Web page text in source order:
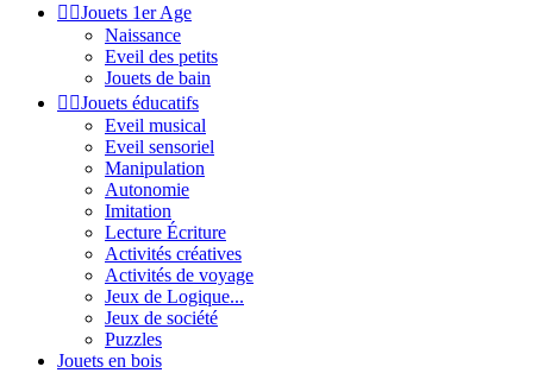
 Jouets 1er Age
Naissance
Eveil des petits
Jouets de bain
 Jouets éducatifs
Eveil musical
Eveil sensoriel
Manipulation
Autonomie
Imitation
Lecture Écriture
Activités créatives
Activités de voyage
Jeux de Logique...
Jeux de société
Puzzles
Jouets en bois